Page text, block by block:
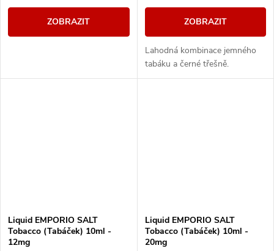
ZOBRAZIT ZOBRAZIT
Lahodná kombinace jemného
tabáku a černé třešně.
Liquid EMPORIO SALT
Tobacco (Tabáček) 10ml -
12mg
Liquid EMPORIO SALT
Tobacco (Tabáček) 10ml -
20mg